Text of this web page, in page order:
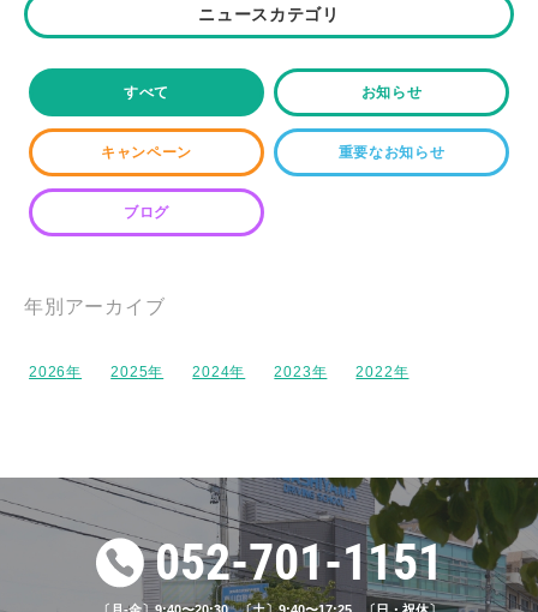
ブログ 2023.02.15
#8「自動車学校の学科教習のベストな受け方は？
よくある失敗と合わせてご紹介！」
ブログ 2024.05.01
#37「東山自動車学校はキッズルーム完備！子育て
ブログ 2025.06.15
#63 その交通ルール、勘違いしていませんか？間違
えやすい交通ルールと注意点
ニュースカテゴリ
すべて お知らせ
キャンペーン 重要なお知らせ
ブログ
年別アーカイブ
2026 2025 2024 2023 2022
052-701-1151